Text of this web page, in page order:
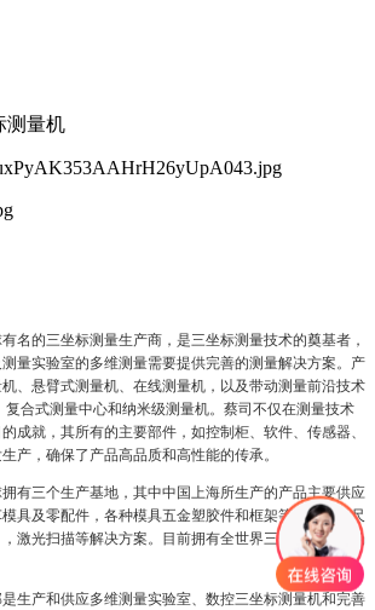
名的三坐标测量生产商，是三坐标测量技术的奠基者，
量实验室的多维测量需要提供完善的测量解决方案。产
、悬臂式测量机、在线测量机，以及带动测量前沿技术
复合式测量中心和纳米级测量机。蔡司不仅在测量技术
成就，其所有的主要部件，如控制柜、软件、传感器、
产，确保了产品高品质和高性能的传承。
有三个生产基地，其中中国上海所生产的产品主要供应
具及零配件，各种模具五金塑胶件和框架等领域提供尺
激光扫描等解决方案。目前拥有全世界三分之一的市场
生产和供应多维测量实验室、数控三坐标测量机和完善